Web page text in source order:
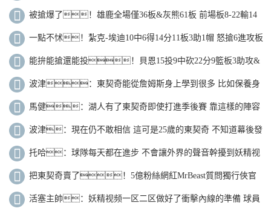
被搶爆了！雄鹿全場僅36板&灰熊61板 前場板8-22輸14
個
一點不怵！紮克-埃迪10中6得14分11板3助1帽 怒搶6進攻板
能拚能搶還能投！貝恩15投9中砍22分9籃板3助攻&
拚下4前場籃板
波津：東契奇能從詹姆斯身上學到很多 比如保養身
體的方式
馬健：湖人有了東契奇即使打進季後賽 靠這樣的陣容
也不會走遠
波津：現在仍不敢相信 這可是25歲的東契奇 不知道幕後發
生了什麽
托哈：球隊每天都在進步 不會讓外界的聲音幹擾到妖精视
频一区二区的表現
把東契奇賣了！5億粉絲網紅MrBeast質問獨行俠官
方：我需要答案
活塞主帥：妖精视频一区二区做好了衝擊內線的準備 球員